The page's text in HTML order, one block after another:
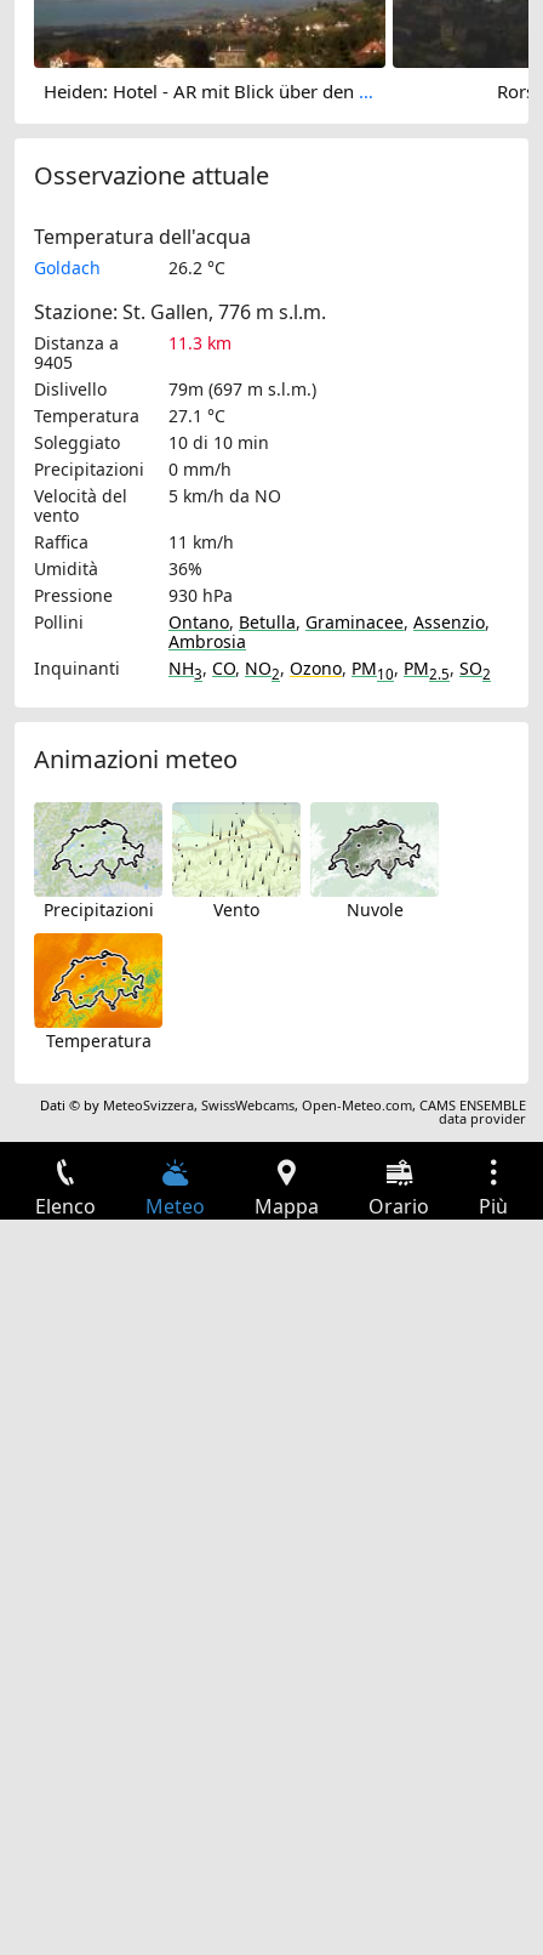
Heiden: Hotel - AR mit Blick über den Bodensee
Osservazione attuale
Temperatura dell'acqua
Goldach 26.2 °C
Stazione: St. Gallen, 776 m s.l.m.
Distanza a
9405
11.3 km
Dislivello
79m (697 m s.l.m.)
Temperatura
27.1 °C
Soleggiato
10 di 10 min
Precipitazioni
0 mm/h
Velocità del
vento
5 km/h da NO
Raffica
11 km/h
Umidità
36%
Pressione
930 hPa
Pollini
Ontano, Betulla, Graminacee, Assenzio,
Ambrosia
Inquinanti
NH3, CO, NO2, Ozono, PM10, PM2.5, SO2
Animazioni meteo
Precipitazioni Vento Nuvole
Temperatura
Dati © by MeteoSvizzera,SwissWebcams,Open-Meteo.com,CAMS ENSEMBLE
data provider
Elenco Meteo Mappa Orario Più